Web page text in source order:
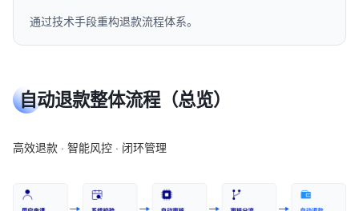
通过技术手段重构退款流程体系。
自动退款整体流程（总览）
高效退款 · 智能风控 · 闭环管理